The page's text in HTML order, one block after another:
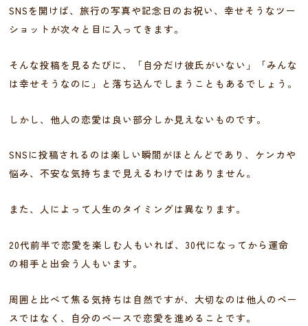
SNSを開けば、旅行の写真や記念日のお祝い、幸せそうなツー
ショットが次々と目に入ってきます。
そんな投稿を見るたびに、「自分だけ彼氏がいない」「みんな
は幸せそうなのに」と落ち込んでしまうこともあるでしょう。
しかし、他人の恋愛は良い部分しか見えないものです。
SNSに投稿されるのは楽しい瞬間がほとんどであり、ケンカや
悩み、不安な気持ちまで見えるわけではありません。
また、人によって人生のタイミングは異なります。
20代前半で恋愛を楽しむ人もいれば、30代になってから運命
の相手と出会う人もいます。
周囲と比べて焦る気持ちは自然ですが、大切なのは他人のペー
スではなく、自分のペースで恋愛を進めることです。